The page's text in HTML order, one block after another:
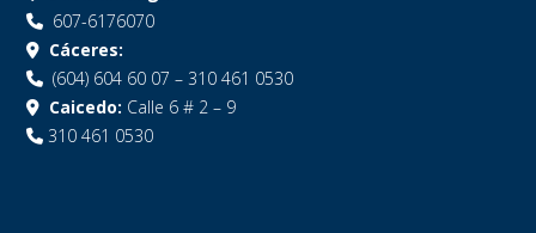
607-6176070
Cáceres:
(604) 604 60 07 – 310 461 0530
Caicedo: Calle 6 # 2 – 9
310 461 0530